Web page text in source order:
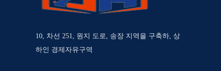
10, 차선 251, 원지 도로, 송장 지역을 구축하, 상
하인 경제자유구역